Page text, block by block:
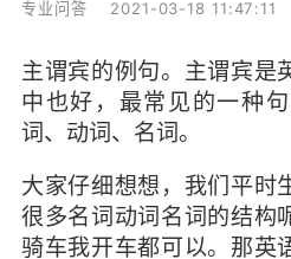
专业问答 2021-03-18 11:47:11
主谓宾的例句。主谓宾是
中也好，最常见的一种
词、动词、名词。
大家仔细想想，我们平时
很多名词动词名词的结构
骑车我开车都可以。那英